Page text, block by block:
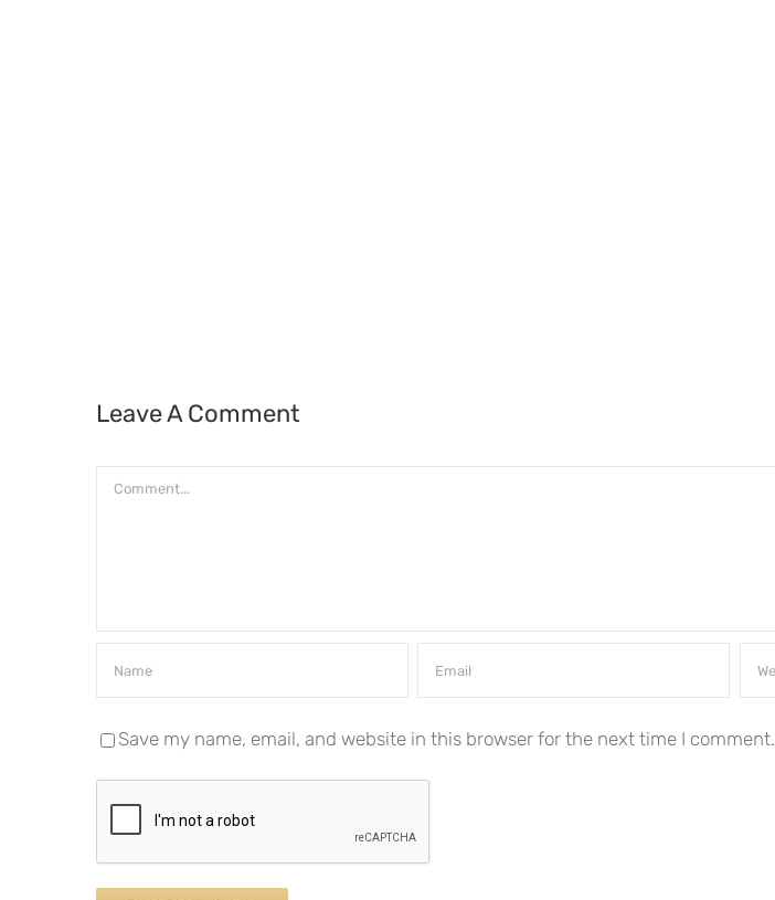
Leave A Comment
Comment
Save my name, email, and website in this browser for the next time I comment.